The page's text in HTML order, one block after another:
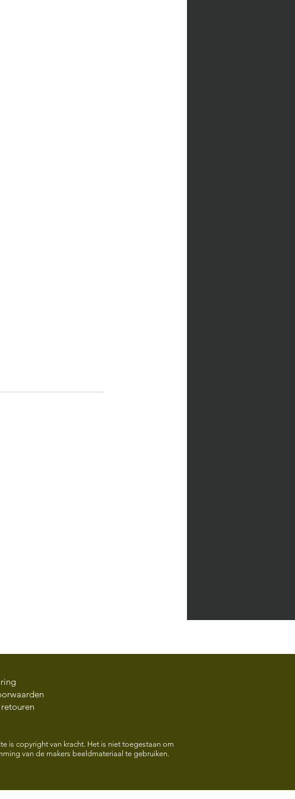
Paul van Dijk Vrijdag 22
Mei 2026 17.00 uur
is copyright van kracht. Het is niet toegestaan om
van de makers beeldmateriaal te gebruiken.